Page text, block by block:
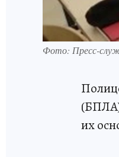
Фото: Пресс-
их